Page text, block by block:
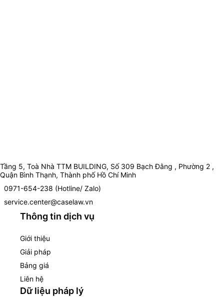
Tầng 5, Toà Nhà TTM BUILDING, Số 309 Bạch Đằng , Phường 2 ,
Quận Bình Thạnh, Thành phố Hồ Chí Minh
0971-654-238 (Hotline/ Zalo)
service.center@caselaw.vn
Thông tin dịch vụ
Giới thiệu
Giải pháp
Bảng giá
Liên hệ
Dữ liệu pháp lý